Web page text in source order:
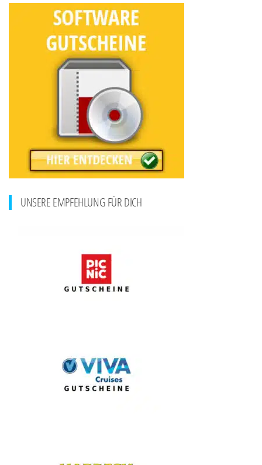
UNSERE EMPFEHLUNG FÜR DICH